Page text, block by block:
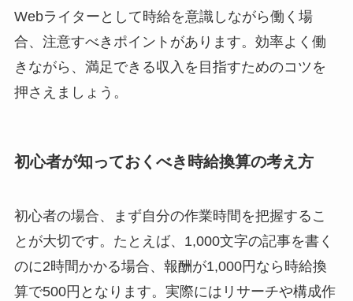
Webライターとして時給を意識しながら働く場
合、注意すべきポイントがあります。効率よく働
きながら、満足できる収入を目指すためのコツを
押さえましょう。
初心者が知っておくべき時給換算の考え方
初心者の場合、まず自分の作業時間を把握するこ
とが大切です。たとえば、1,000文字の記事を書く
のに2時間かかる場合、報酬が1,000円なら時給換
算で500円となります。実際にはリサーチや構成作